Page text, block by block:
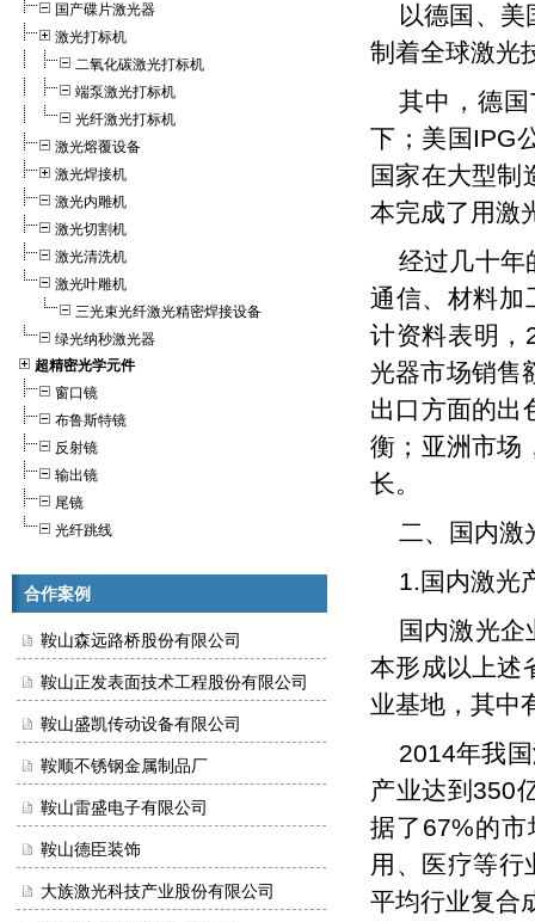
国产碟片激光器
激光打标机
二氧化碳激光打标机
端泵激光打标机
光纤激光打标机
激光熔覆设备
激光焊接机
激光内雕机
激光切割机
激光清洗机
激光叶雕机
三光束光纤激光精密焊接设备
绿光纳秒激光器
超精密光学元件
窗口镜
布鲁斯特镜
反射镜
输出镜
尾镜
光纤跳线
合作案例
鞍山森远路桥股份有限公司
鞍山正发表面技术工程股份有限公司
鞍山盛凯传动设备有限公司
鞍顺不锈钢金属制品厂
鞍山雷盛电子有限公司
鞍山德臣装饰
大族激光科技产业股份有限公司
以德国、
制着全球激光
其中，德
下；美国IPG
国家在大型制
本完成了用激
经过几十年
通信、材料加
计资料表明，
光器市场销售
出口方面的出
衡；亚洲市场
长。
二、国内激
1.国内激光
国内激光企
本形成以上述
业基地，其中
2014年我
产业达到350
据了67%的
用、医疗等行
平均行业复合